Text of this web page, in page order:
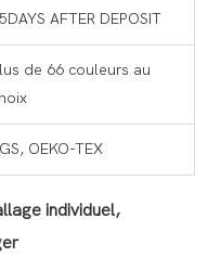
AFTER DEPOSIT
de 66 couleurs au
OEKO-TEX
individuel,